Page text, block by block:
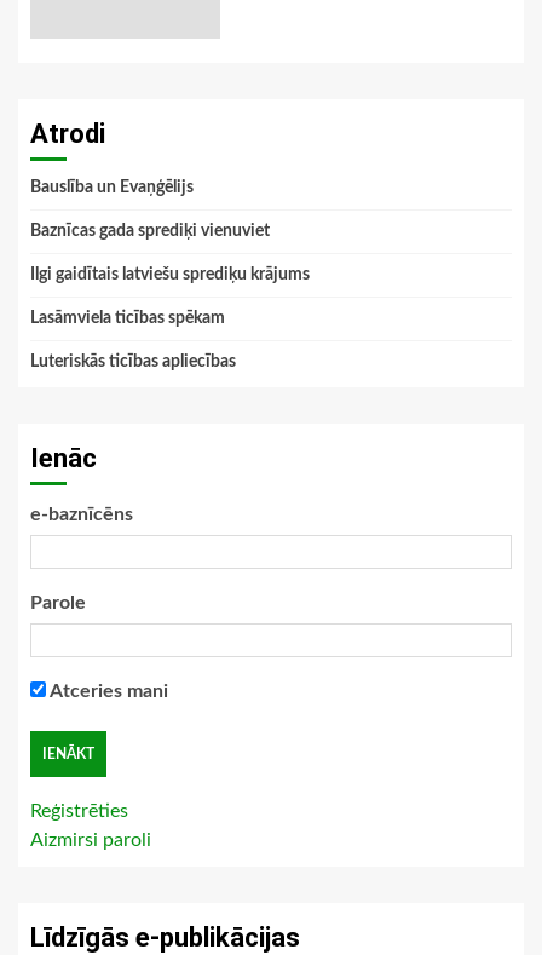
Atrodi
Bauslība un Evaņģēlijs
Baznīcas gada sprediķi vienuviet
Ilgi gaidītais latviešu sprediķu krājums
Lasāmviela ticības spēkam
Luteriskās ticības apliecības
Ienāc
e-baznīcēns
Parole
Atceries mani
Reģistrēties
Aizmirsi paroli
Līdzīgās e-publikācijas